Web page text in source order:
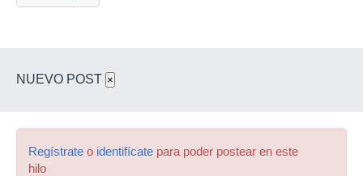
NUEVO POST ×
Regístrate o identifícate para poder postear en este
hilo